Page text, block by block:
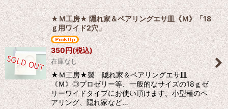
★Ｍ工房★ 隠れ家＆ペアリングエサ皿《Ｍ》「18
ｇ用ワイド2穴」
350円(税込)
在庫なし
★Ｍ工房★製 隠れ家＆ペアリングエサ皿
《Ｍ》◎プロゼリー等、一般的なサイズの18ｇゼ
リーワイドタイプにお使い頂けます。小型種のペ
アリング、隠れ家など…